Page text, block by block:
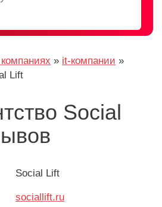
» it-компании »
Lift
Social
Social Lift
sociallift.ru